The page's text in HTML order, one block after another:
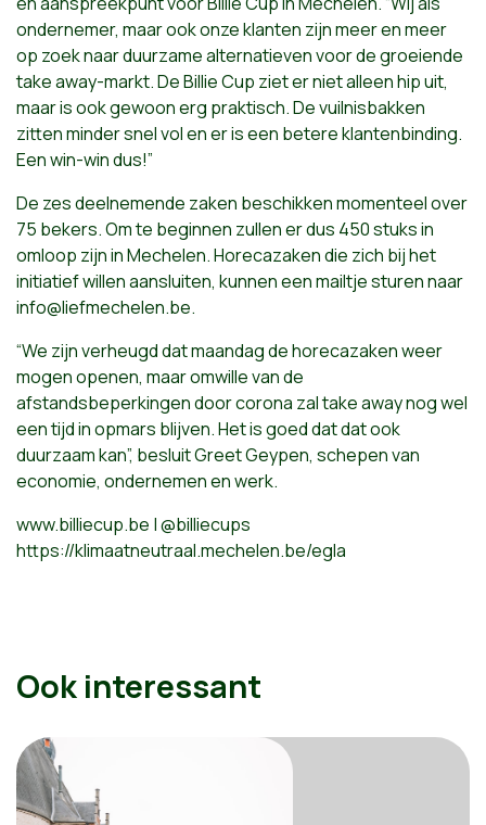
ondernemer, maar ook onze klanten zijn meer en meer
op zoek naar duurzame alternatieven voor de groeiende
take away-markt. De Billie Cup ziet er niet alleen hip uit,
maar is ook gewoon erg praktisch. De vuilnisbakken
zitten minder snel vol en er is een betere klantenbinding.
Een win-win dus!”
De zes deelnemende zaken beschikken momenteel over
75 bekers. Om te beginnen zullen er dus 450 stuks in
omloop zijn in Mechelen. Horecazaken die zich bij het
initiatief willen aansluiten, kunnen een mailtje sturen naar
info@liefmechelen.be.
“We zijn verheugd dat maandag de horecazaken weer
mogen openen, maar omwille van de
afstandsbeperkingen door corona zal take away nog wel
een tijd in opmars blijven. Het is goed dat dat ook
duurzaam kan”, besluit Greet Geypen, schepen van
economie, ondernemen en werk.
www.billiecup.be | @billiecups
https://klimaatneutraal.mechelen.be/egla
Ook interessant